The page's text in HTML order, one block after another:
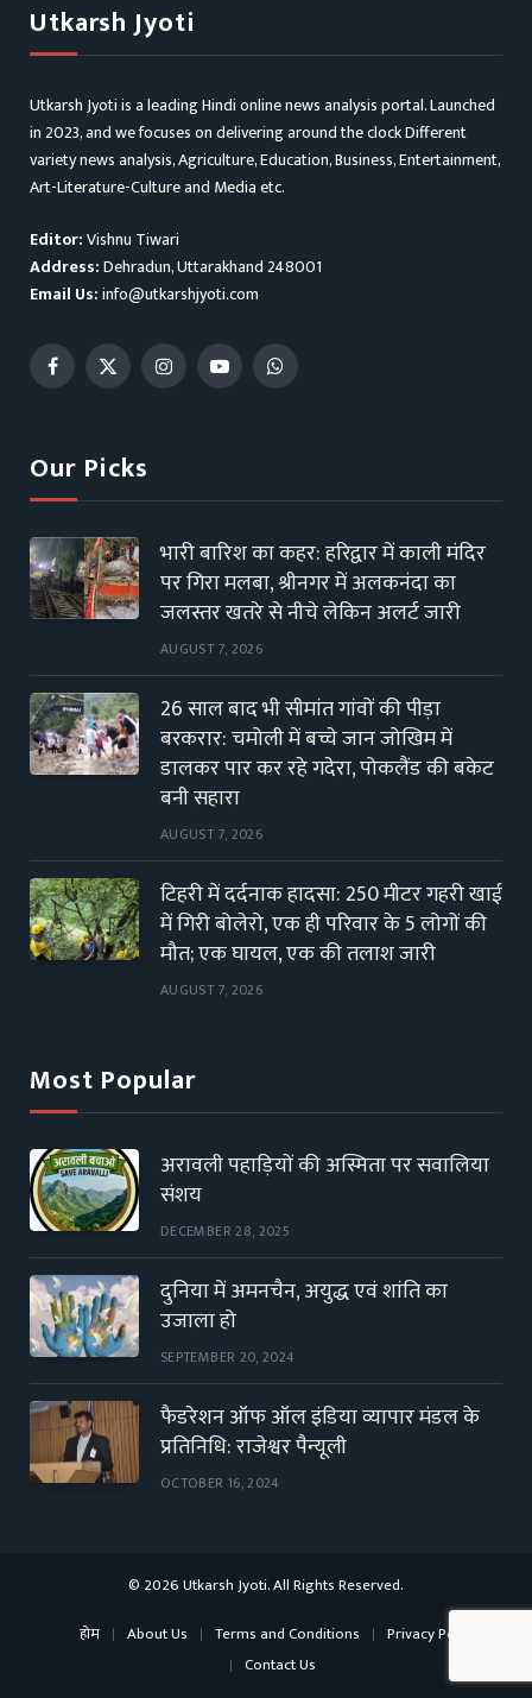
Utkarsh Jyoti
Utkarsh Jyoti is a leading Hindi online news analysis portal. Launched
in 2023, and we focuses on delivering around the clock Different
variety news analysis, Agriculture, Education, Business, Entertainment,
Art-Literature-Culture and Media etc.
Editor:Vishnu Tiwari
Address:Dehradun, Uttarakhand 248001
Email Us:info@utkarshjyoti.com
Facebook
X
InstagramYouTubeWhatsApp
Our Picks
भारी बारिश का कहर: हरिद्वार में काली मंदिर
पर गिरा मलबा, श्रीनगर में अलकनंदा का
जलस्तर खतरे से नीचे लेकिन अलर्ट जारी
AUGUST 7, 2026
26 साल बाद भी सीमांत गांवों की पीड़ा
बरकरार: चमोली में बच्चे जान जोखिम में
डालकर पार कर रहे गदेरा, पोकलैंड की बकेट
बनी सहारा
AUGUST 7, 2026
टिहरी में दर्दनाक हादसा: 250 मीटर गहरी खाई
में गिरी बोलेरो, एक ही परिवार के 5 लोगों की
मौत; एक घायल, एक की तलाश जारी
AUGUST 7, 2026
Most Popular
अरावली पहाड़ियों की अस्मिता पर सवालिया
संशय
DECEMBER 28, 2025
दुनिया में अमनचैन, अयुद्ध एवं शांति का
उजाला हो
SEPTEMBER 20, 2024
फैडरेशन ऑफ ऑल इंडिया व्यापार मंडल के
प्रतिनिधि: राजेश्वर पैन्यूली
OCTOBER 16, 2024
© 2026 Utkarsh Jyoti. All Rights Reserved.
होम
About Us Terms and Conditions
Privacy Policy
Contact Us